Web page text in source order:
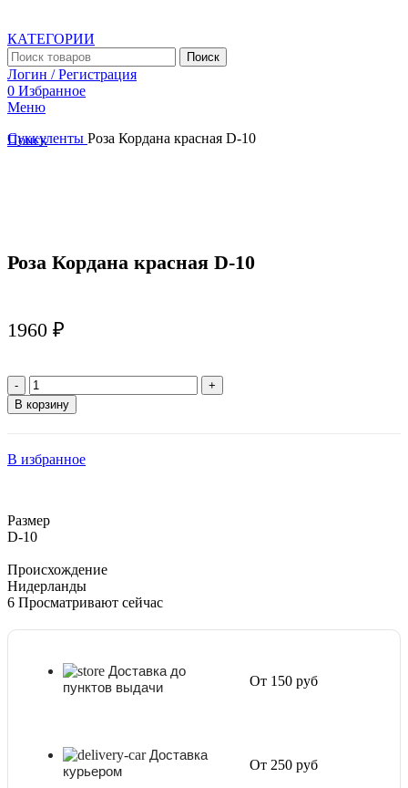
КАТЕГОРИИ
Поиск
Логин / Регистрация
0 Избранное
Меню
Поиск
Суккуленты Роза Кордана красная D-10
Роза Кордана красная D-10
1960 ₽
Количество
товара
Роза
D-
В корзину
В избранное
Размер
D-10
Происхождение
Нидерланды
6 Просматривают сейчас
Доставка до
пунктов выдачи
От 150 руб
Доставка
курьером
От 250 руб